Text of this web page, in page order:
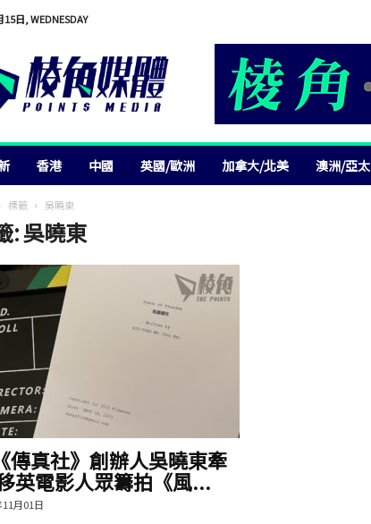
日, WEDNESDAY
香港 中國 英國/歐洲 加拿大/北美 澳洲/亞太
標籤 吳曉東
: 吳曉東
傳真社》創辦人吳曉東牽
英電影人眾籌拍《風...
月01日